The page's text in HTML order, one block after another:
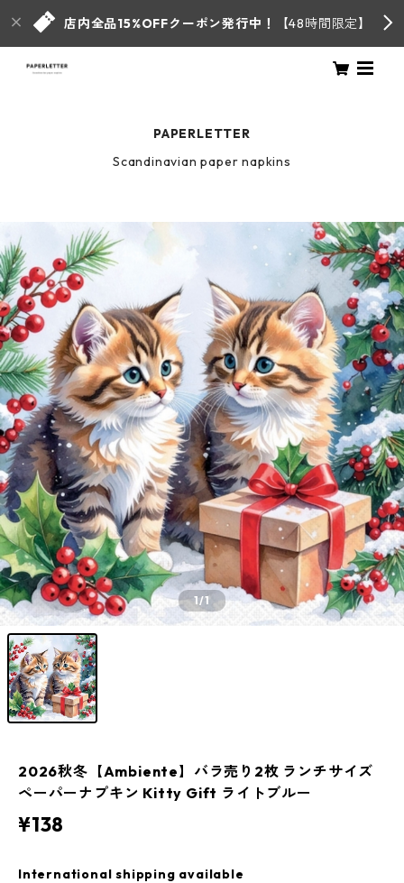
店内全品15%OFFクーポン発行中！ 【48時間限定】
PAPERLETTER
Scandinavian paper napkins
1/1
2026秋冬【Ambiente】バラ売り2枚 ランチサイズ
ペーパーナプキン Kitty Gift ライトブルー
¥138
International shipping available